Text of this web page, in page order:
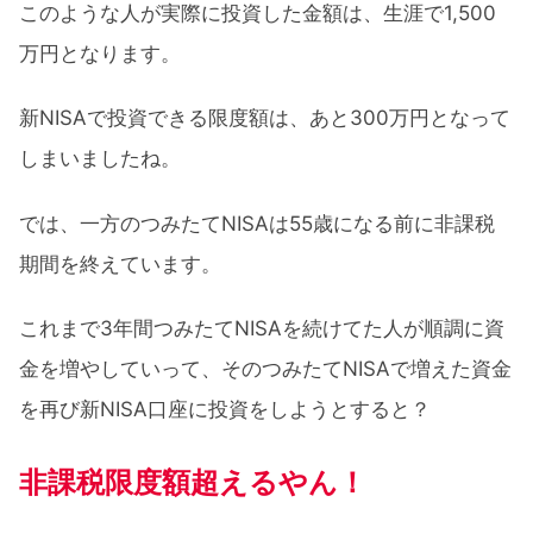
このような人が実際に投資した金額は、生涯で1,500
万円となります。
新NISAで投資できる限度額は、あと300万円となって
しまいましたね。
では、一方のつみたてNISAは55歳になる前に非課税
期間を終えています。
これまで3年間つみたてNISAを続けてた人が順調に資
金を増やしていって、そのつみたてNISAで増えた資金
を再び新NISA口座に投資をしようとすると？
非課税限度額超えるやん！